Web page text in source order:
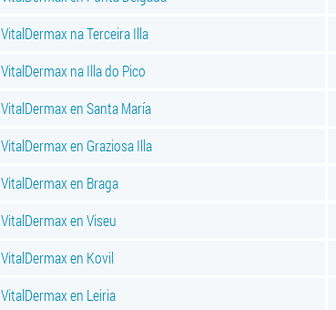
VitalDermax na Terceira Illa
VitalDermax na Illa do Pico
VitalDermax en Santa María
VitalDermax en Graziosa Illa
VitalDermax en Braga
VitalDermax en Viseu
VitalDermax en Kovil
VitalDermax en Leiria